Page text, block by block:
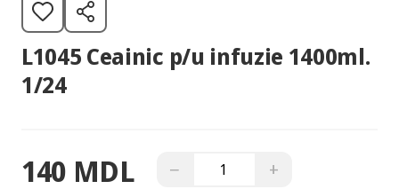
L1045 Ceainic p/u infuzie 1400ml.
1/24
140 MDL − +